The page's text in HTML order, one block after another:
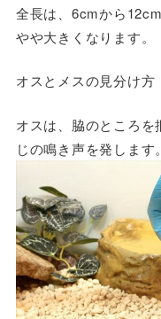
全長は、6cmから
やや大きくなります。
オスとメスの見分け方
オスは、脇のところ
じの鳴き声を発します。